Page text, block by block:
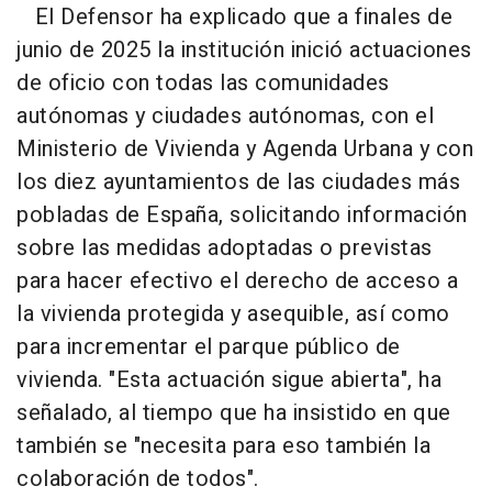
El Defensor ha explicado que a finales de
junio de 2025 la institución inició actuaciones
de oficio con todas las comunidades
autónomas y ciudades autónomas, con el
Ministerio de Vivienda y Agenda Urbana y con
los diez ayuntamientos de las ciudades más
pobladas de España, solicitando información
sobre las medidas adoptadas o previstas
para hacer efectivo el derecho de acceso a
la vivienda protegida y asequible, así como
para incrementar el parque público de
vivienda. "Esta actuación sigue abierta", ha
señalado, al tiempo que ha insistido en que
también se "necesita para eso también la
colaboración de todos".